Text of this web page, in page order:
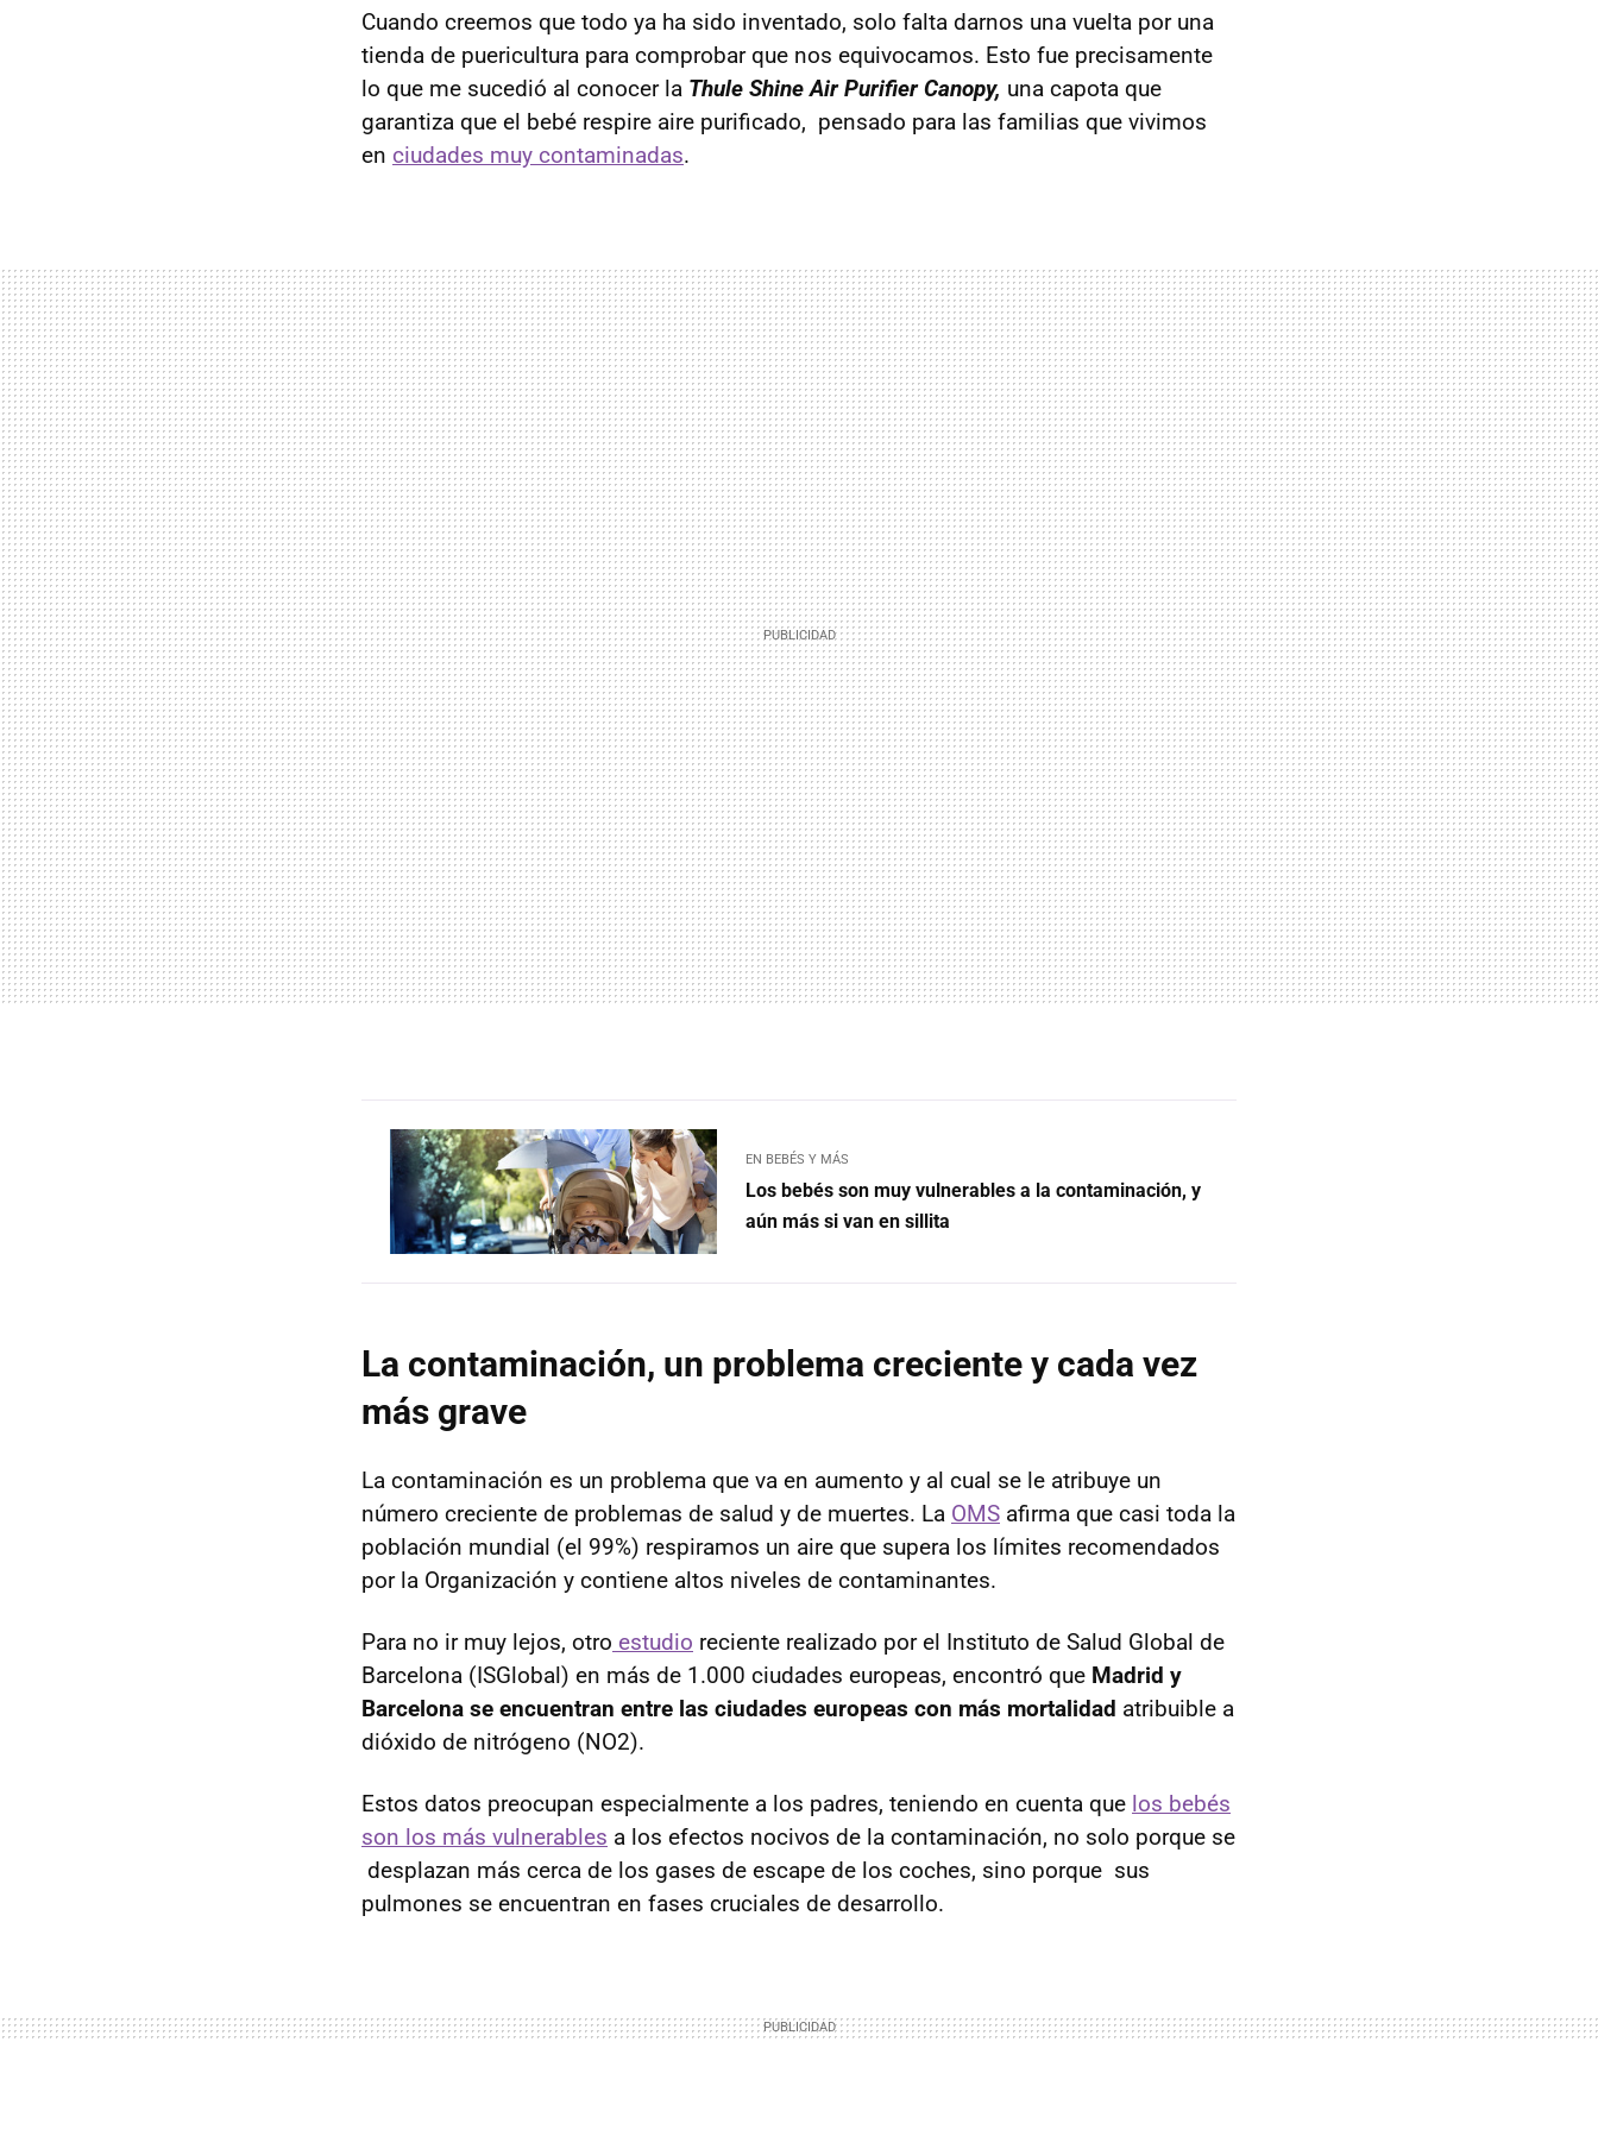
Cuando creemos que todo ya ha sido inventado, solo falta darnos una vuelta por una
tienda de puericultura para comprobar que nos equivocamos. Esto fue precisamente
lo que me sucedió al conocer la Thule Shine Air Purifier Canopy, una capota que
garantiza que el bebé respire aire purificado, pensado para las familias que vivimos
en ciudades muy contaminadas.
EN BEBÉS Y MÁS
Los bebés son muy vulnerables a la contaminación, y
aún más si van en sillita
La contaminación, un problema creciente y cada vez
más grave
La contaminación es un problema que va en aumento y al cual se le atribuye un
número creciente de problemas de salud y de muertes. La OMS afirma que casi toda la
población mundial (el 99%) respiramos un aire que supera los límites recomendados
por la Organización y contiene altos niveles de contaminantes.
Para no ir muy lejos, otro estudio reciente realizado por el Instituto de Salud Global de
Barcelona (ISGlobal) en más de 1.000 ciudades europeas, encontró que Madrid y
Barcelona se encuentran entre las ciudades europeas con más mortalidad atribuible a
dióxido de nitrógeno (NO2).
Estos datos preocupan especialmente a los padres, teniendo en cuenta que los bebés
son los más vulnerables a los efectos nocivos de la contaminación, no solo porque se
desplazan más cerca de los gases de escape de los coches, sino porque sus
pulmones se encuentran en fases cruciales de desarrollo.